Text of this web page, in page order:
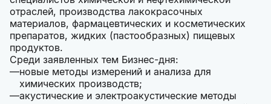
отраслей, производства лакокрасочных
материалов, фармацевтических и косметических
препаратов, жидких (пастообразных) пищевых
продуктов.
Среди заявленных тем Бизнес-дня:
новые методы измерений и анализа для
химических производств;
акустические и электроакустические методы